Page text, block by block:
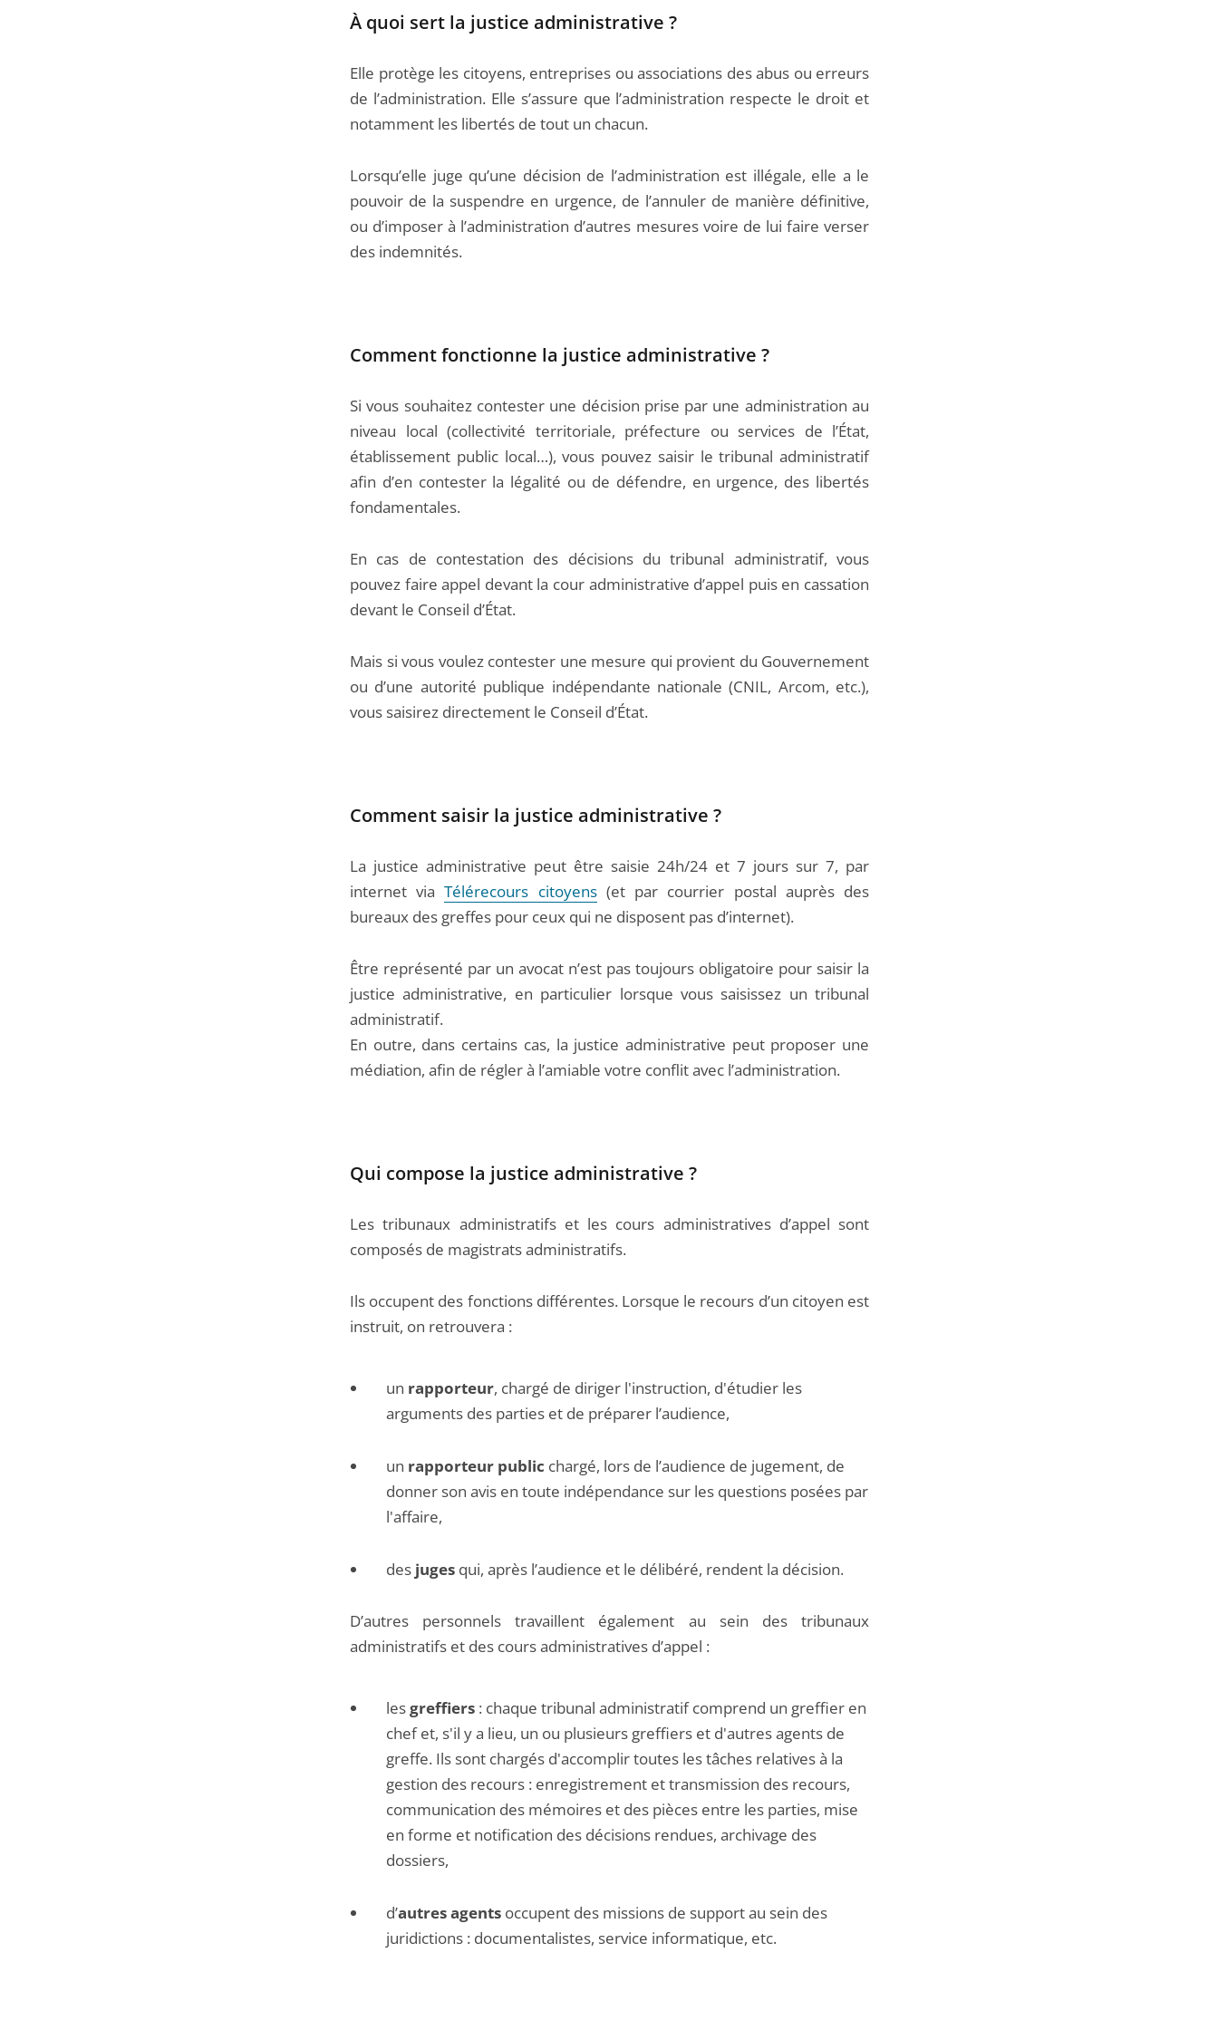
À quoi sert la justice administrative ?
Elle protège les citoyens, entreprises ou associations des abus ou erreurs
de l’administration. Elle s’assure que l’administration respecte le droit et
notamment les libertés de tout un chacun.
Lorsqu’elle juge qu’une décision de l’administration est illégale, elle a le
pouvoir de la suspendre en urgence, de l’annuler de manière définitive,
ou d’imposer à l’administration d’autres mesures voire de lui faire verser
des indemnités.
Comment fonctionne la justice administrative ?
Si vous souhaitez contester une décision prise par une administration au
niveau local (collectivité territoriale, préfecture ou services de l’État,
établissement public local…), vous pouvez saisir le tribunal administratif
afin d’en contester la légalité ou de défendre, en urgence, des libertés
fondamentales.
En cas de contestation des décisions du tribunal administratif, vous
pouvez faire appel devant la cour administrative d’appel puis en cassation
devant le Conseil d’État.
Mais si vous voulez contester une mesure qui provient du Gouvernement
ou d’une autorité publique indépendante nationale (CNIL, Arcom, etc.),
vous saisirez directement le Conseil d’État.
Comment saisir la justice administrative ?
La justice administrative peut être saisie 24h/24 et 7 jours sur 7, par
internet viaTélérecours citoyens(et par courrier postal auprès des
bureaux des greffes pour ceux qui ne disposent pas d’internet).
Être représenté par un avocat n’est pas toujours obligatoire pour saisir la
justice administrative, en particulier lorsque vous saisissez un tribunal
administratif.
En outre, dans certains cas, la justice administrative peut proposer une
médiation, afin de régler à l’amiable votre conflit avec l’administration.
Qui compose la justice administrative ?
Les tribunaux administratifs et les cours administratives d’appel sont
composés de magistrats administratifs.
Ils occupent des fonctions différentes. Lorsque le recours d’un citoyen est
instruit, on retrouvera :
un rapporteur, chargé de diriger l'instruction, d'étudier les
arguments des parties et de préparer l’audience,
un rapporteur public chargé, lors de l’audience de jugement, de
donner son avis en toute indépendance sur les questions posées par
l'affaire,
des juges qui, après l’audience et le délibéré, rendent la décision.
D’autres personnels travaillent également au sein des tribunaux
administratifs et des cours administratives d’appel :
lesgreffiers : chaque tribunal administratif comprend un greffier en
chef et, s'il y a lieu, un ou plusieurs greffiers et d'autres agents de
greffe. Ils sont chargés d'accomplir toutes les tâches relatives à la
gestion des recours : enregistrement et transmission des recours,
communication des mémoires et des pièces entre les parties, mise
en forme et notification des décisions rendues, archivage des
dossiers,
d’autres agents occupent des missions de support au sein des
juridictions : documentalistes, service informatique, etc.